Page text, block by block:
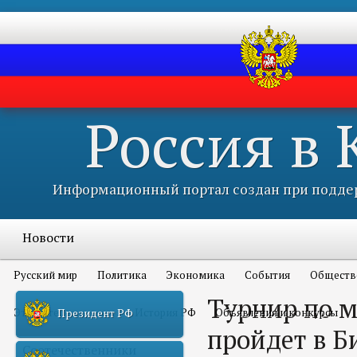
Россия в
Информационный портал создан при
Новости
Русский мир Политика Экономика События
Это интересно всем История РФ Объявления и конкурсы
Соотечественники
Президент РФ
Турнир по
пройдет в